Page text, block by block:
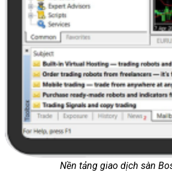
Nền tảng giao dịch sàn